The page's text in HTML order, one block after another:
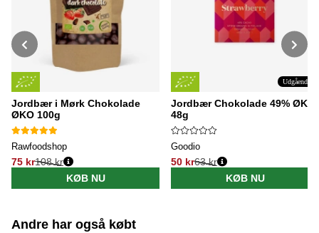
Jordbær i Mørk Chokolade
ØKO 100g
Rawfoodshop
75 kr
Normalpris:
108 kr
KØB NU
Udgående
Jordbær Chokolade 49% ØKO
48g
Goodio
50 kr
Normalpris:
63 kr
KØB NU
Andre har også købt